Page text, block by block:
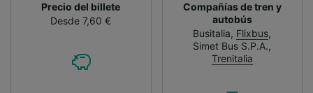
Precio del billete
Desde 7,60 €
Compañías de tren y
autobús
Busitalia, Flixbus,
Simet Bus S.P.A.,
Trenitalia